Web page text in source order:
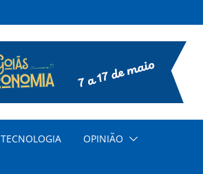
TECNOLOGIA OPINIÃO